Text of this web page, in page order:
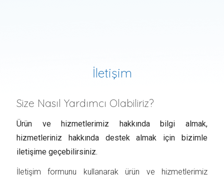
İletişim
Size Nasıl Yardımcı Olabiliriz?
Ürün ve hizmetlerimiz hakkında bilgi almak,
hizmetleriniz hakkında destek almak için bizimle
iletişime geçebilirsiniz.
İletişim formunu kullanarak ürün ve hizmetlerimiz